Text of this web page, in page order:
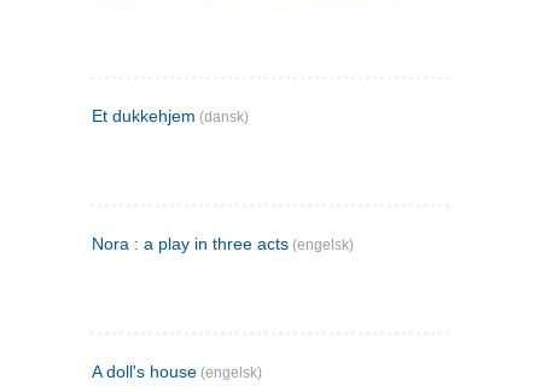
Et dukkehjem (dansk)
Nora : a play in three acts (engelsk)
A doll's house (engelsk)